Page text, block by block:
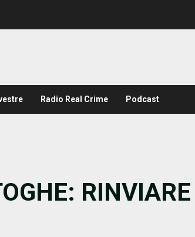
Radio Real Crime Podcast
RINVIARE